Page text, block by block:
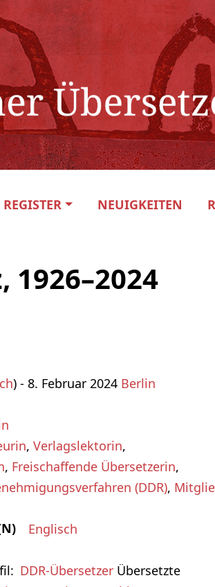
REGISTER NEUIGKEITEN
1926–2024
) - 8. Februar 2024 Berlin
, Verlagslektorin,
, Freischaffende Übersetzerin,
(DDR),
Englisch
DDR-Übersetzer Übersetzte